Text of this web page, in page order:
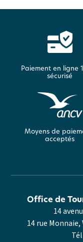
Paiement en ligne
sécurisé
Moyens de
acceptés
14
14 rue Monnaie,
Office de